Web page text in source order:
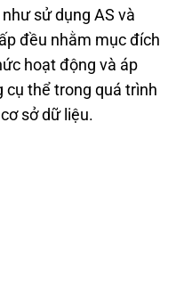
sử dụng AS và
đều nhằm mục đích
hoạt động và áp
cụ thể trong quá trình
sở dữ liệu.